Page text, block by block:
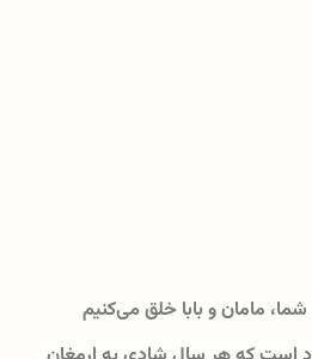
شما، مامان و بابا خلق می‌کنیم